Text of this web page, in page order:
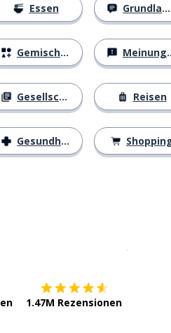
Essen
Gemischtes
Gesellschaft
Gesundheit
Grundlagen
Meinungen
Reisen
1.47M Rezensionen